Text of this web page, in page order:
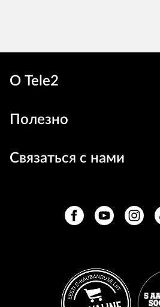
О Tele2
Полезно
Связаться с нами